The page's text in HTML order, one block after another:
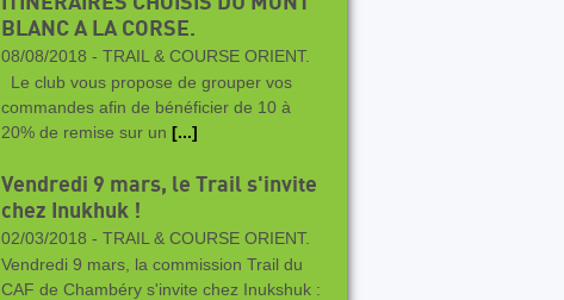
BLANC A LA CORSE.
08/08/2018 - TRAIL & COURSE ORIENT.
Le club vous propose de grouper vos
commandes afin de bénéficier de 10 à
20% de remise sur un [...]
Vendredi 9 mars, le Trail s'invite
chez Inukhuk !
02/03/2018 - TRAIL & COURSE ORIENT.
Vendredi 9 mars, la commission Trail du
CAF de Chambéry s'invite chez Inukshuk :